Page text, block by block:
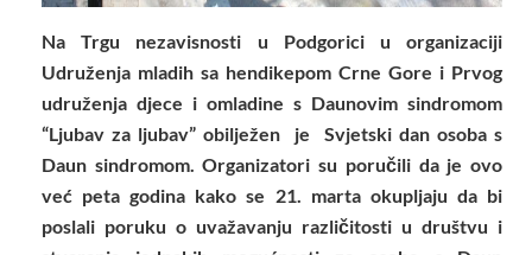
Na Trgu nezavisnosti u Podgorici u organizaciji
Udruženja mladih sa hendikepom Crne Gore i Prvog
udruženja djece i omladine s Daunovim sindromom
“Ljubav za ljubav” obilježen je Svjetski dan osoba s
Daun sindromom. Organizatori su poručili da je ovo
već peta godina kako se 21. marta okupljaju da bi
poslali poruku o uvažavanju različitosti u društvu i